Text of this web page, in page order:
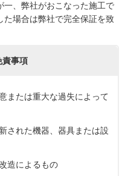
一、弊社がおこなった施工で
た場合は弊社で完全保証を致
責事項
または重大な過失によって
された機器、器具または設
造によるもの